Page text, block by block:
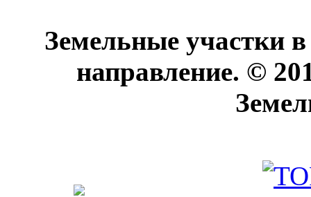
Земельные участки
направление. ©